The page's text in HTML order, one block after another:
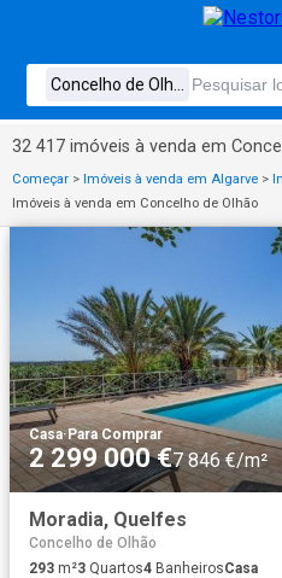
32 417 imóveis à venda em
Começar > Imóveis à venda em Algarve >
Imóveis à venda em Concelho de Olhão
Casa·Para Comprar
2 299 000 €7 846 €/m²
Moradia, Quelfes
Concelho de Olhão
293 m²3 Quartos4 BanheirosCasa